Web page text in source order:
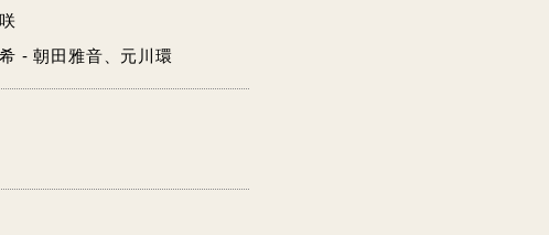
- 朝田雅音、元川環